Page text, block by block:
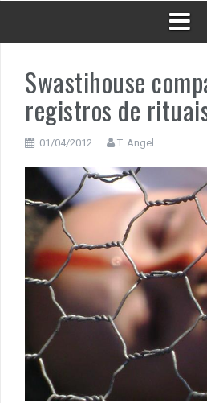
Swastihouse
registros de
01/04/2012 T. Angel